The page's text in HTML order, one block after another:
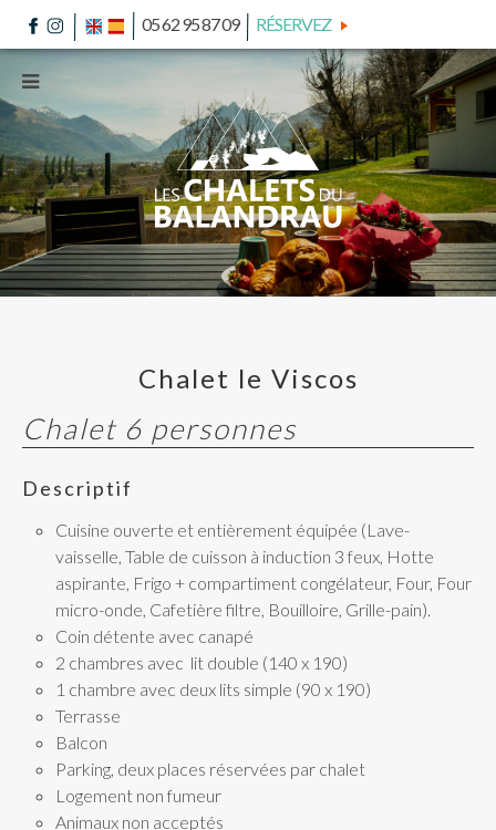
05 62 95 87 09 RÉSERVEZ
Chalet le Viscos
Chalet 6 personnes
Descriptif
Cuisine ouverte et entièrement équipée (Lave-
vaisselle, Table de cuisson à induction 3 feux, Hotte
aspirante, Frigo + compartiment congélateur, Four, Four
micro-onde, Cafetière filtre, Bouilloire, Grille-pain).
Coin détente avec canapé
2 chambres avec lit double (140 x 190)
1 chambre avec deux lits simple (90 x 190)
Terrasse
Balcon
Parking, deux places réservées par chalet
Logement non fumeur
Animaux non acceptés